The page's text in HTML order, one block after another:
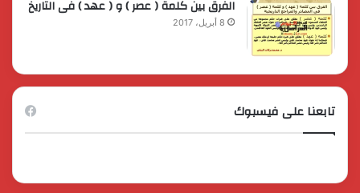
الفرق بين كلمة ( عصر ) و ( عهد ) فى التاريخ
8 أبريل، 2017
تابعنا على فيسبوك